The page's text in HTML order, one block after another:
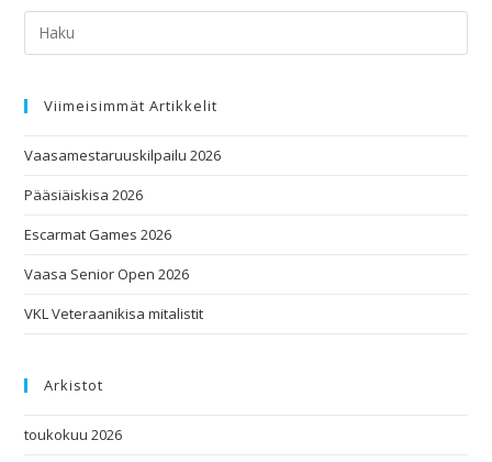
Viimeisimmät Artikkelit
Vaasamestaruuskilpailu 2026
Pääsiäiskisa 2026
Escarmat Games 2026
Vaasa Senior Open 2026
VKL Veteraanikisa mitalistit
Arkistot
toukokuu 2026